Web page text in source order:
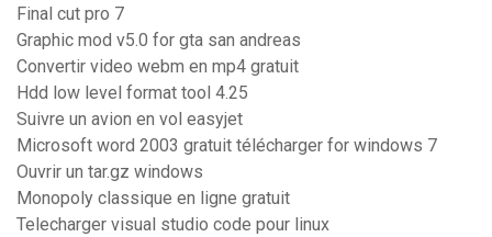
Final cut pro 7
Graphic mod v5.0 for gta san andreas
Convertir video webm en mp4 gratuit
Hdd low level format tool 4.25
Suivre un avion en vol easyjet
Microsoft word 2003 gratuit télécharger for windows 7
Ouvrir un tar.gz windows
Monopoly classique en ligne gratuit
Telecharger visual studio code pour linux